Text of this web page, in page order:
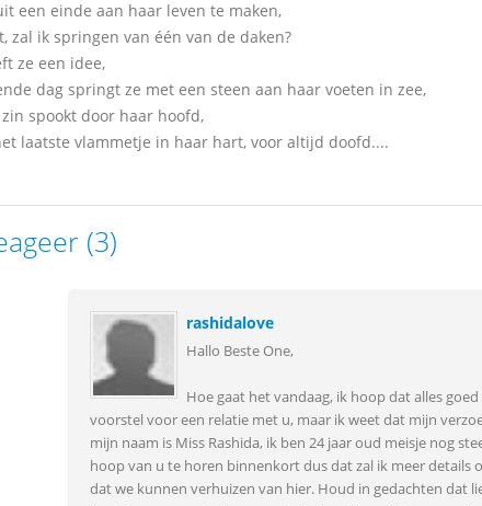
een einde aan haar leven te maken,
zal ik springen van één van de daken?
ze een idee,
dag springt ze met een steen aan haar voeten in zee,
spookt door haar hoofd,
laatste vlammetje in haar hart, voor altijd doofd....
(3)
rashidalove
Hallo Beste One,
Hoe gaat het vandaag, ik hoop dat alles
voorstel voor een relatie met u, maar ik weet dat mijn
mijn naam is Miss Rashida, ik ben 24 jaar oud meisje nog
hoop van u te horen binnenkort dus dat zal ik meer details
dat we kunnen verhuizen van hier. Houd in gedachten dat